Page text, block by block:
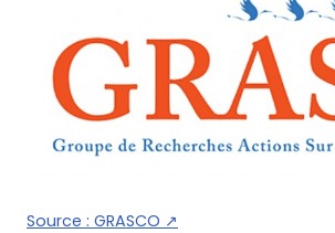
Source : GRASCO ↗